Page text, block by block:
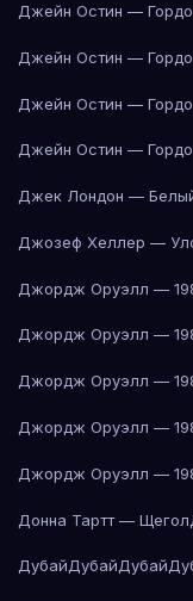
Джейн Остин —
Джейн Остин —
Джейн Остин —
Джейн Остин —
Джек Лондон —
Джозеф Хеллер —
Джордж Оруэлл —
Джордж Оруэлл —
Джордж Оруэлл —
Джордж Оруэлл —
Джордж Оруэлл —
Донна Тартт — Щегол
ДубайДубайДубай